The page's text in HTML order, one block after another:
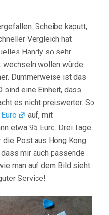
Scheibe kaputt,
Vergleich hat
Handy so sehr
wollen würde.
Dummerweise ist das
sind eine Einheit, dass
es nicht preiswerter. So
auf, mit
etwa 95 Euro. Drei Tage
die Post aus Hong Kong
mir auch passende
man auf dem Bild sieht
Service!